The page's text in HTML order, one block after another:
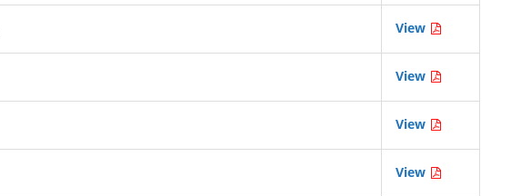
View
View
View
View